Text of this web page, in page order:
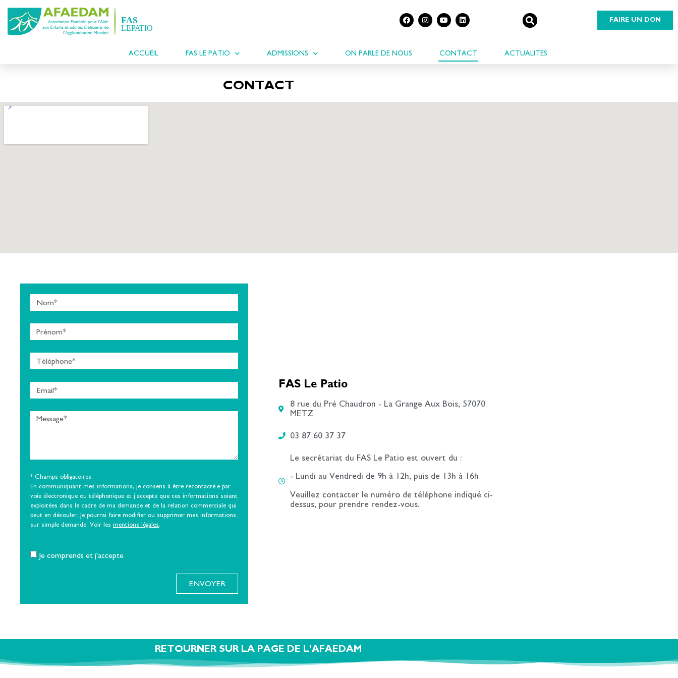
FAIRE UN DON
ACCUEIL FAS LE PATIO ADMISSIONS ON PARLE DE NOUS CONTACT ACTUALITES
CONTACT
* Champs obligatoires.
En communiquant mes informations, je consens à être recontacté.e par
voie électronique ou téléphonique et j’accepte que ces informations soient
exploitées dans le cadre de ma demande et de la relation commerciale qui
peut en découler. Je pourrai faire modifier ou supprimer mes informations
sur simple demande. Voir les mentions légales.
Je comprends et j'accepte
ENVOYER
FAS Le Patio
8 rue du Pré Chaudron - La Grange Aux Bois, 57070
METZ
03 87 60 37 37
Le secrétariat du FAS Le Patio est ouvert du :
- Lundi au Vendredi de 9h à 12h, puis de 13h à 16h
Veuillez contacter le numéro de téléphone indiqué ci-
dessus, pour prendre rendez-vous.
RETOURNER SUR LA PAGE DE L'AFAEDAM